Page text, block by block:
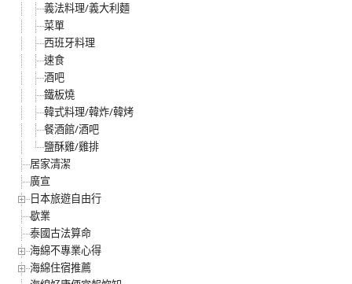
義法料理/義大利麵
菜單
西班牙料理
速食
酒吧
鐵板燒
韓式料理/韓炸/韓烤
餐酒館/酒吧
鹽酥雞/雞排
居家清潔
廣宣
日本旅遊自由行
歇業
泰國古法算命
海綿不專業心得
海綿住宿推薦